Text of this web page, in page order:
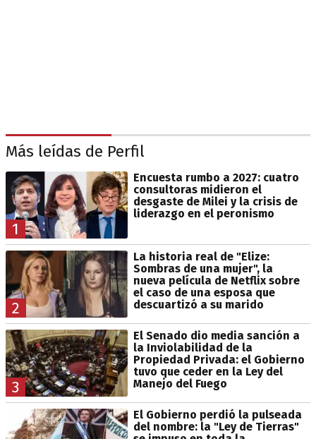
Más leídas de Perfil
1
Encuesta rumbo a 2027: cuatro
consultoras midieron el
desgaste de Milei y la crisis de
liderazgo en el peronismo
2
La historia real de "Elize:
Sombras de una mujer", la
nueva película de Netflix sobre
el caso de una esposa que
descuartizó a su marido
3
El Senado dio media sanción a
la Inviolabilidad de la
Propiedad Privada: el Gobierno
tuvo que ceder en la Ley del
Manejo del Fuego
El Gobierno perdió la pulseada
del nombre: la "Ley de Tierras"